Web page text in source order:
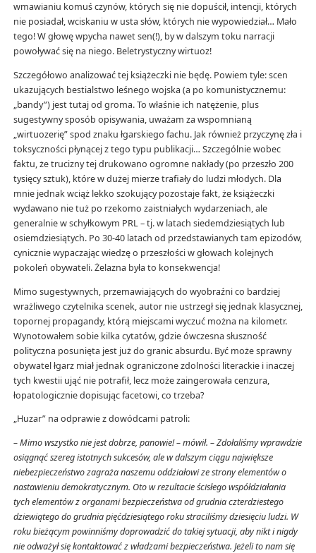
wmawianiu komuś czynów, których się nie dopuścił, intencji, których
nie posiadał, wciskaniu w usta słów, których nie wypowiedział… Mało
tego! W głowę wpycha nawet sen(!), by w dalszym toku narracji
powoływać się na niego. Beletrystyczny wirtuoz!
Szczegółowo analizować tej książeczki nie będę. Powiem tyle: scen
ukazujących bestialstwo leśnego wojska (a po komunistycznemu:
„bandy”) jest tutaj od groma. To właśnie ich natężenie, plus
sugestywny sposób opisywania, uważam za wspomnianą
„wirtuozerię” spod znaku łgarskiego fachu. Jak również przyczynę zła i
toksyczności płynącej z tego typu publikacji… Szczególnie wobec
faktu, że trucizny tej drukowano ogromne nakłady (po przeszło 200
tysięcy sztuk), które w dużej mierze trafiały do ludzi młodych. Dla
mnie jednak wciąż lekko szokujący pozostaje fakt, że książeczki
wydawano nie tuż po rzekomo zaistniałych wydarzeniach, ale
generalnie w schyłkowym PRL – tj. w latach siedemdziesiątych lub
osiemdziesiątych. Po 30-40 latach od przedstawianych tam epizodów,
cynicznie wypaczając wiedzę o przeszłości w głowach kolejnych
pokoleń obywateli. Żelazna była to konsekwencja!
Mimo sugestywnych, przemawiających do wyobraźni co bardziej
wrażliwego czytelnika scenek, autor nie ustrzegł się jednak klasycznej,
topornej propagandy, którą miejscami wyczuć można na kilometr.
Wynotowałem sobie kilka cytatów, gdzie ówczesna słuszność
polityczna posunięta jest już do granic absurdu. Być może sprawny
obywatel łgarz miał jednak ograniczone zdolności literackie i inaczej
tych kwestii ująć nie potrafił, lecz może zaingerowała cenzura,
łopatologicznie dopisując facetowi, co trzeba?
„Huzar” na odprawie z dowódcami patroli:
– Mimo wszystko nie jest dobrze, panowie! – mówił. – Zdołaliśmy wprawdzie
osiągnąć szereg istotnych sukcesów, ale w dalszym ciągu największe
niebezpieczeństwo zagraża naszemu oddziałowi ze strony elementów o
nastawieniu demokratycznym. Oto w rezultacie ścisłego współdziałania
tych elementów z organami bezpieczeństwa od grudnia czterdziestego
dziewiątego do grudnia pięćdziesiątego roku straciliśmy dziesięciu ludzi. W
roku bieżącym powinniśmy doprowadzić do takiej sytuacji, aby nikt i nigdy
nie odważył się kontaktować z władzami bezpieczeństwa. Jeżeli to nam się